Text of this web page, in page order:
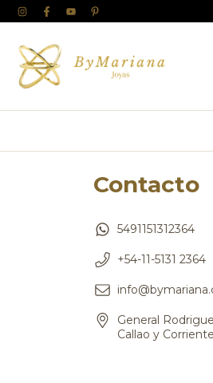
Contacto
5491151312364
+54-11-5131 2364
General
Callao y